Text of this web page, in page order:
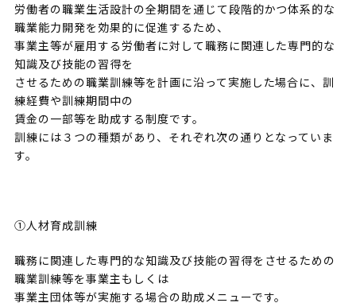
労働者の職業生活設計の全期間を通じて段階的かつ体系的な
職業能力開発を効果的に促進するため、
事業主等が雇用する労働者に対して職務に関連した専門的な
知識及び技能の習得を
させるための職業訓練等を計画に沿って実施した場合に、訓
練経費や訓練期間中の
賃金の一部等を助成する制度です。
訓練には３つの種類があり、それぞれ次の通りとなっていま
す。
①人材育成訓練
職務に関連した専門的な知識及び技能の習得をさせるための
職業訓練等を事業主もしくは
事業主団体等が実施する場合の助成メニューです。